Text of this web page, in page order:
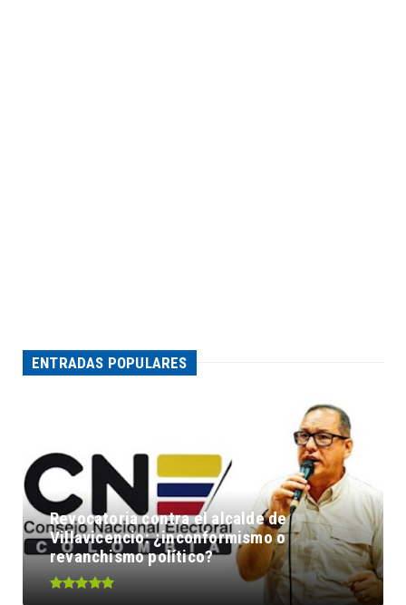
ENTRADAS POPULARES
Revocatoria contra el alcalde de
Villavicencio: ¿inconformismo o
revanchismo político?